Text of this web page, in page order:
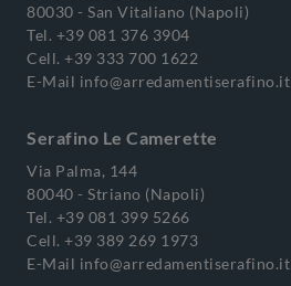
80030 - San Vitaliano (Napoli)
Tel. +39 081 376 3904
Cell. +39 333 700 1622
E-Mail info@arredamentiserafino.it
Serafino Le Camerette
Via Palma, 144
80040 - Striano (Napoli)
Tel. +39 081 399 5266
Cell. +39 389 269 1973
E-Mail info@arredamentiserafino.it